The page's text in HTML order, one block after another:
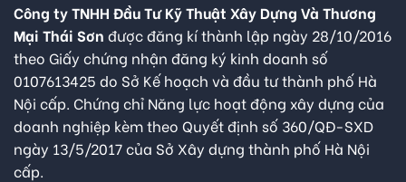
Công ty TNHH Đầu Tư Kỹ Thuật Xây Dựng Và Thương
Mại Thái Sơn được đăng kí thành lập ngày 28/10/2016
theo Giấy chứng nhận đăng ký kinh doanh số
0107613425 do Sở Kế hoạch và đầu tư thành phố Hà
Nội cấp. Chứng chỉ Năng lực hoạt động xây dựng của
doanh nghiệp kèm theo Quyết định số 360/QĐ-SXD
ngày 13/5/2017 của Sở Xây dựng thành phố Hà Nội
cấp.